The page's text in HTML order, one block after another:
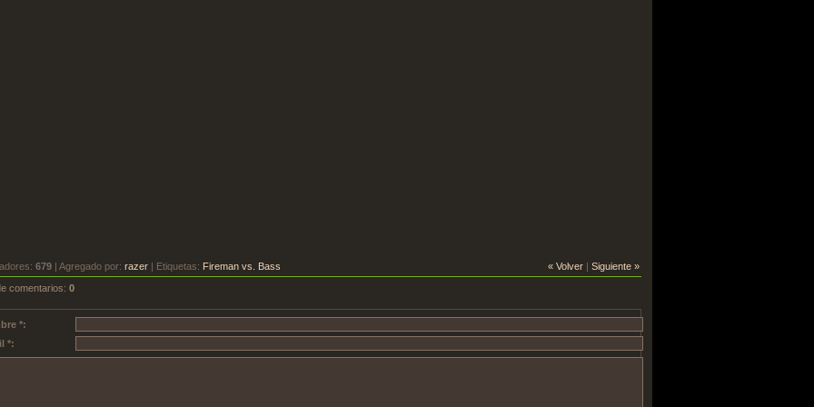
« Volver Siguiente »
: 679 Agregado por: razer Etiquetas: Fireman vs. Bass
comentarios: 0
*:
*: